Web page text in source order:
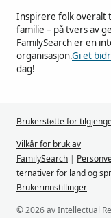
Inspirere folk overalt
familie – på tvers av
FamilySearch er en
organisasjon.Gi et
dag!
Brukerstøtte for
Vilkår for bruk av
FamilySearch |
ternativer for land og
Brukerinnstillinger
© 2026 av Intellectual